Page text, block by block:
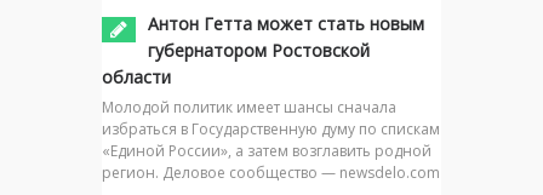
Антон Гетта может стать новым
губернатором Ростовской
области
Молодой политик имеет шансы сначала
избраться в Государственную думу по спискам
«Единой России», а затем возглавить родной
регион. Деловое сообщество — newsdelo.com